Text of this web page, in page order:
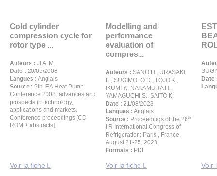
Cold cylinder
compression cycle for
rotor type ...
Auteurs : JI A. M.
Date : 20/05/2008
Langues : Anglais
Source : 9th IEA Heat Pump
Conference 2008: advances and
prospects in technology,
applications and markets.
Conference proceedings [CD-
ROM + abstracts].
Voir la fiche
Modelling and
performance
evaluation of
compres...
Auteurs : SANO H., URASAKI
E., SUGIMOTO D., TOJO K.,
IKUMI Y., NAKAMURA H.,
YAMAGUCHI S., SAITO K.
Date : 21/08/2023
Langues : Anglais
Source : Proceedings of the 26th
IIR International Congress of
Refrigeration: Paris , France,
August 21-25, 2023.
Formats : PDF
Voir la fiche
Date
Voir